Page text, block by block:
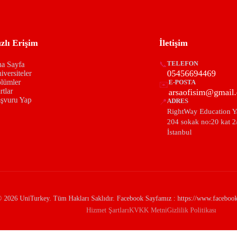
Erişim
Sayfa
Yap
İletişim
📞TELEFON
05456694469
✉️ E-POSTA
📍ADRES
RightWay Education
204 sokak no:20 kat
İstanbul
2026 UniTurkey. Tüm Hakları Saklıdır. Facebook Sayfamız : https://
Hizmet ŞartlarıKVKK MetniGizlilik Politikası